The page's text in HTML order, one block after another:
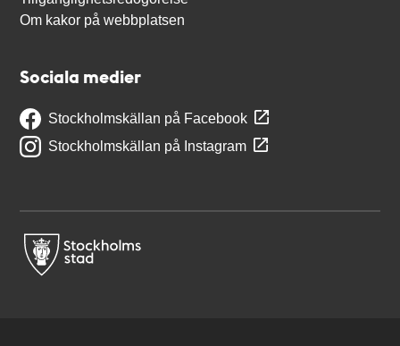
Om kakor på webbplatsen
Sociala medier
Stockholmskällan på Facebook
Stockholmskällan på Instagram